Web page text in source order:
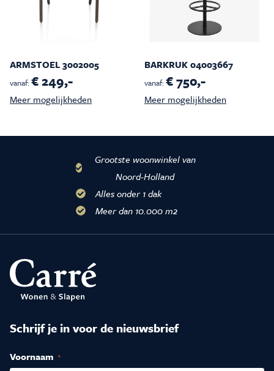
ARMSTOEL 3002005
vanaf:€ 249,-
Meer mogelijkheden
BARKRUK 04003667
vanaf:€ 750,-
Meer mogelijkheden
Grootste woonwinkel van
Noord-Holland
Alles onder 1 dak
Meer dan 10.000 m2
Schrijf je in voor de nieuwsbrief
Voornaam (Vereist)